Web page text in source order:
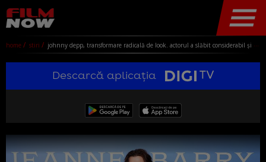
home stiri johnny depp, transformare radicală de look. actorul a slăbit considerabil și și-a tuns părul, după ce s-a mutat în londra: „are un stil de viață mai curat”
Descarcă aplicația